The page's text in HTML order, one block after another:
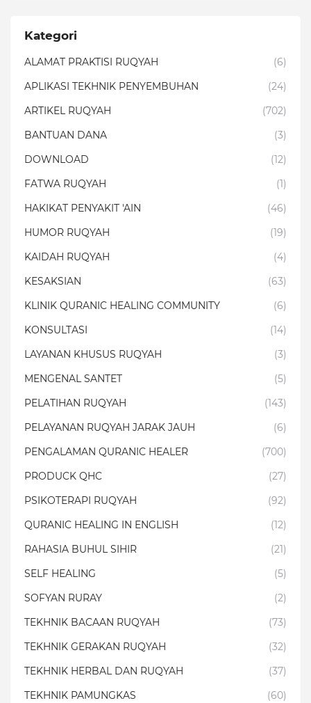
Kategori
ALAMAT PRAKTISI RUQYAH
(6)
APLIKASI TEKHNIK PENYEMBUHAN
(24)
ARTIKEL RUQYAH
(702)
BANTUAN DANA
(3)
DOWNLOAD
(12)
FATWA RUQYAH
(1)
HAKIKAT PENYAKIT 'AIN
(46)
HUMOR RUQYAH
(19)
KAIDAH RUQYAH
(4)
KESAKSIAN
(63)
KLINIK QURANIC HEALING COMMUNITY
(6)
KONSULTASI
(14)
LAYANAN KHUSUS RUQYAH
(3)
MENGENAL SANTET
(5)
PELATIHAN RUQYAH
(143)
PELAYANAN RUQYAH JARAK JAUH
(6)
PENGALAMAN QURANIC HEALER
(700)
PRODUCK QHC
(27)
PSIKOTERAPI RUQYAH
(92)
QURANIC HEALING IN ENGLISH
(12)
RAHASIA BUHUL SIHIR
(21)
SELF HEALING
(5)
SOFYAN RURAY
(2)
TEKHNIK BACAAN RUQYAH
(73)
TEKHNIK GERAKAN RUQYAH
(32)
TEKHNIK HERBAL DAN RUQYAH
(37)
TEKHNIK PAMUNGKAS
(60)